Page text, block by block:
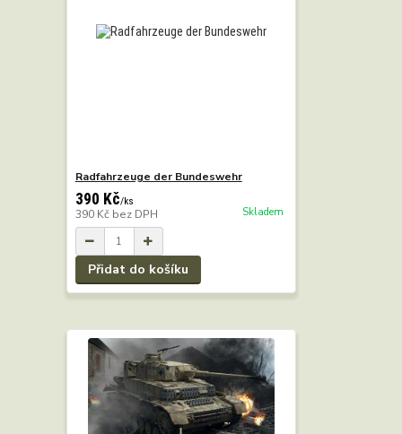
Radfahrzeuge der Bundeswehr
390 Kč/ks
390 Kč bez DPH Skladem
Přidat do košíku